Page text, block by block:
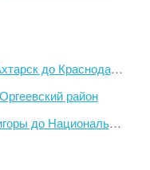
Краснодар Жд Вокзал
район
парк Орхей